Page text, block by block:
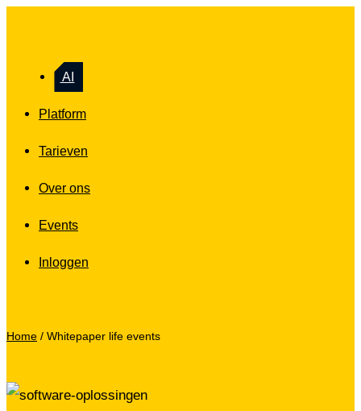
AI
Platform
Tarieven
Over ons
Events
Inloggen
Home / Whitepaper life events